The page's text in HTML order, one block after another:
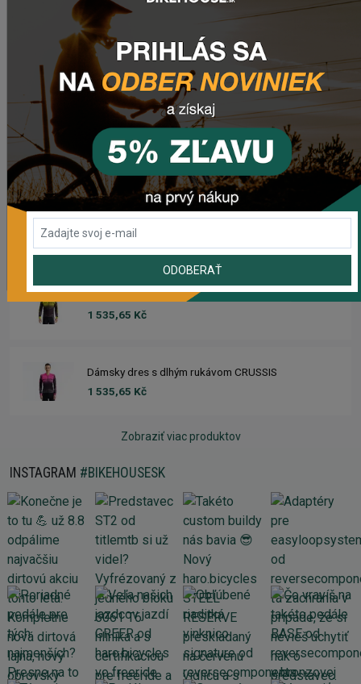
1 841,55 Kč
Zadné svetlo CRUSSIS CRS 20
503,69 Kč
Dres CRUSSIS
1 633,93 Kč
Dámsky dres CRUSSIS
1 633,93 Kč
Dres s dlhým rukávom CRUSSIS
1 535,65 Kč
Dámsky dres s dlhým rukávom CRUSSIS
1 535,65 Kč
Zobraziť viac produktov
INSTAGRAM #BIKEHOUSESK
ODOBERAŤ